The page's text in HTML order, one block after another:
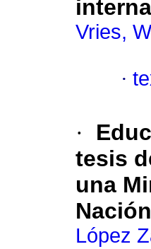
Vries,
·
·
tesis
una
Nación
López